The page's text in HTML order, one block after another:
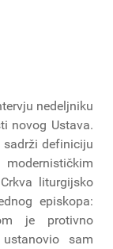
nedeljniku
novog Ustava.
sadrži definiciju
liturgijsko
episkopa:
je protivno
sam